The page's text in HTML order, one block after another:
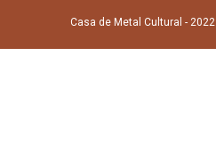
Casa de Metal Cultural - 2022